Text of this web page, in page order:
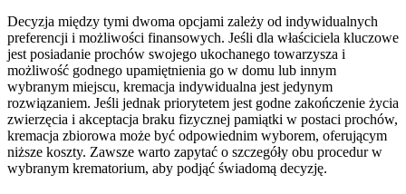
Decyzja między tymi dwoma opcjami zależy od indywidualnych
preferencji i możliwości finansowych. Jeśli dla właściciela kluczowe
jest posiadanie prochów swojego ukochanego towarzysza i
możliwość godnego upamiętnienia go w domu lub innym
wybranym miejscu, kremacja indywidualna jest jedynym
rozwiązaniem. Jeśli jednak priorytetem jest godne zakończenie życia
zwierzęcia i akceptacja braku fizycznej pamiątki w postaci prochów,
kremacja zbiorowa może być odpowiednim wyborem, oferującym
niższe koszty. Zawsze warto zapytać o szczegóły obu procedur w
wybranym krematorium, aby podjąć świadomą decyzję.